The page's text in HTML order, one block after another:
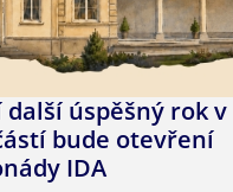
úspěšný rok v
bude otevření
IDA